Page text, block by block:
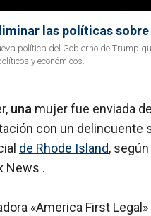
las políticas
política del Gobierno de Trump
y económicos.
una mujer fue enviada
con un delincuente
de Rhode Island,
News .
«America First